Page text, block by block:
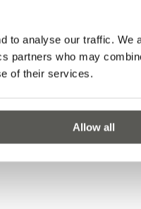
to analyse our traffic. We
partners who may
of their services.
Allow all